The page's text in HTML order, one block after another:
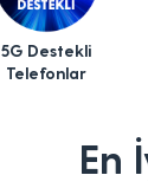
5G Destekli
Telefonlar
En